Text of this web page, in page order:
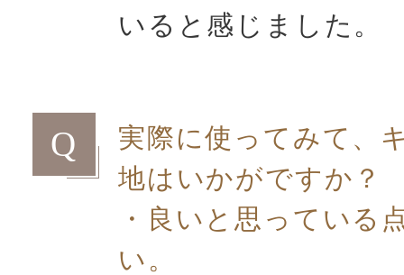
いると感じました。
Q
実際に使ってみて、
地はいかがですか？
・良いと思っている
い。